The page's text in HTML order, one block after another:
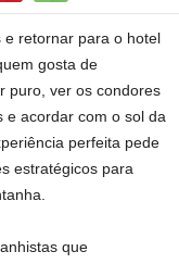
e retornar para o hotel
gosta de
puro, ver os condores
e acordar com o sol da
perfeita pede
estratégicos para
que